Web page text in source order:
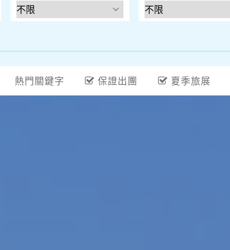
熱門關鍵字 保證出團 夏季旅展